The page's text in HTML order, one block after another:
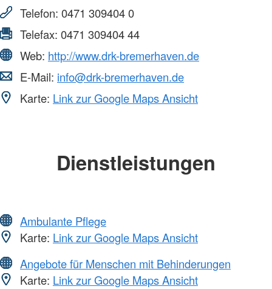
Telefon: 0471 309404 0
Telefax: 0471 309404 44
Web: http://www.drk-bremerhaven.de
E-Mail: info@drk-bremerhaven.de
Karte: Link zur Google Maps Ansicht
Dienstleistungen
Ambulante Pflege
Karte: Link zur Google Maps Ansicht
Angebote für Menschen mit Behinderungen
Karte: Link zur Google Maps Ansicht